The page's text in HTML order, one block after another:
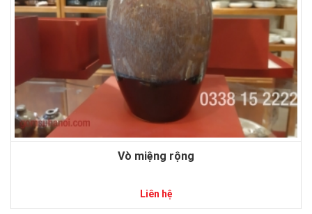
Vò miệng rộng
Liên hệ